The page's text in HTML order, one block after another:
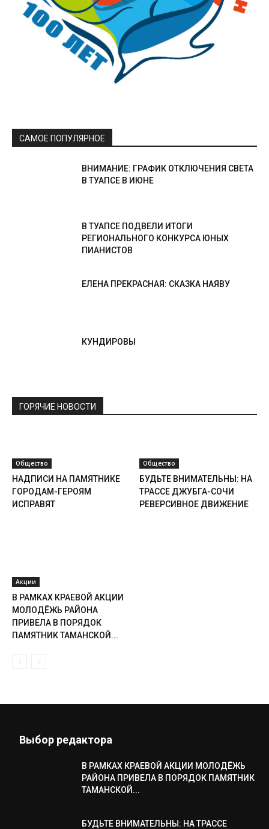
САМОЕ ПОПУЛЯРНОЕ
ВНИМАНИЕ: ГРАФИК ОТКЛЮЧЕНИЯ СВЕТА
В ТУАПСЕ В ИЮНЕ
В ТУАПСЕ ПОДВЕЛИ ИТОГИ
РЕГИОНАЛЬНОГО КОНКУРСА ЮНЫХ
ПИАНИСТОВ
ЕЛЕНА ПРЕКРАСНАЯ: СКАЗКА НАЯВУ
КУНДИРОВЫ
ГОРЯЧИЕ НОВОСТИ
Общество
НАДПИСИ НА ПАМЯТНИКЕ
ГОРОДАМ-ГЕРОЯМ
ИСПРАВЯТ
Общество
БУДЬТЕ ВНИМАТЕЛЬНЫ: НА
ТРАССЕ ДЖУБГА-СОЧИ
РЕВЕРСИВНОЕ ДВИЖЕНИЕ
Акции
В РАМКАХ КРАЕВОЙ АКЦИИ
МОЛОДЁЖЬ РАЙОНА
ПРИВЕЛА В ПОРЯДОК
ПАМЯТНИК ТАМАНСКОЙ...
Выбор редактора
В РАМКАХ КРАЕВОЙ АКЦИИ МОЛОДЁЖЬ
РАЙОНА ПРИВЕЛА В ПОРЯДОК ПАМЯТНИК
ТАМАНСКОЙ...
БУДЬТЕ ВНИМАТЕЛЬНЫ: НА ТРАССЕ